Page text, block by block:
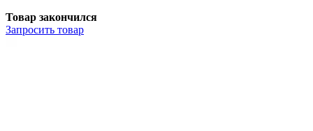
Товар закончился
Запросить товар